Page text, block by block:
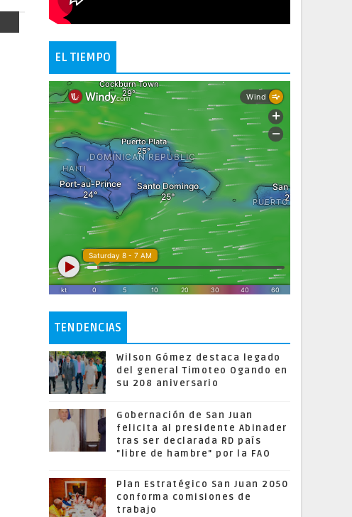
EL TIEMPO
TENDENCIAS
Wilson Gómez destaca legado
del general Timoteo Ogando en
su 208 aniversario
Gobernación de San Juan
felicita al presidente Abinader
tras ser declarada RD país
"libre de hambre" por la FAO
Plan Estratégico San Juan 2050
conforma comisiones de
trabajo